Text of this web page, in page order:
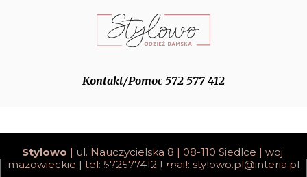
Kontakt/Pomoc 572 577 412
Stylowo | ul. Nauczycielska 8 | 08-110 Siedlce | woj.
mazowieckie | tel: 572577412 | mail: stylowo.pl@interia.pl
pokaż pełną wersję strony